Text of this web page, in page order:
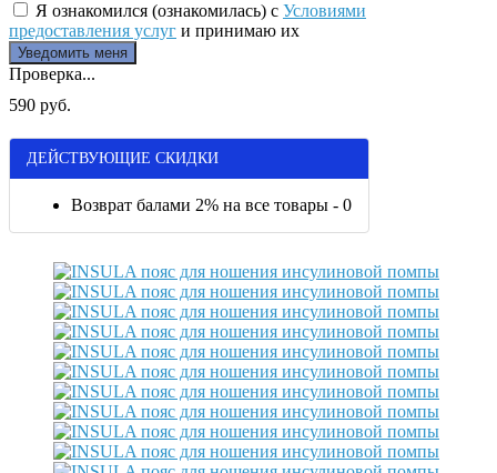
Я ознакомился (ознакомилась) с Условиями
предоставления услуг и принимаю их
Проверка...
590 руб.
ДЕЙСТВУЮЩИЕ СКИДКИ
Возврат балами 2% на все товары - 0